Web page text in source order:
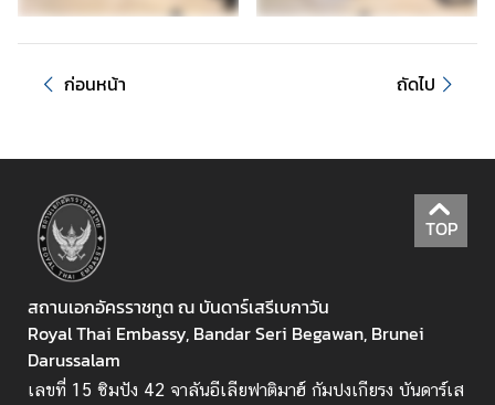
ว
า
ร
ด้
า
น
ก
สุ
ล
ก่อนหน้า ถัดไป
TOP
สถานเอกอัครราชทูต ณ บันดาร์เสรีเบกาวัน
Royal Thai Embassy, Bandar Seri Begawan, Brunei
Darussalam
เลขที่ 15 ซิมปัง 42 จาลันอีเลียฟาติมาฮ์ กัมปงเกียรง บันดาร์เส